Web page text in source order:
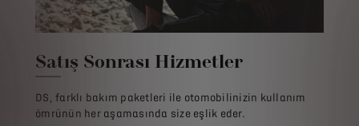
Satış Sonrası Hizmetler
DS, farklı bakım paketleri ile otomobilinizin kullanım
ömrünün her aşamasında size eşlik eder.